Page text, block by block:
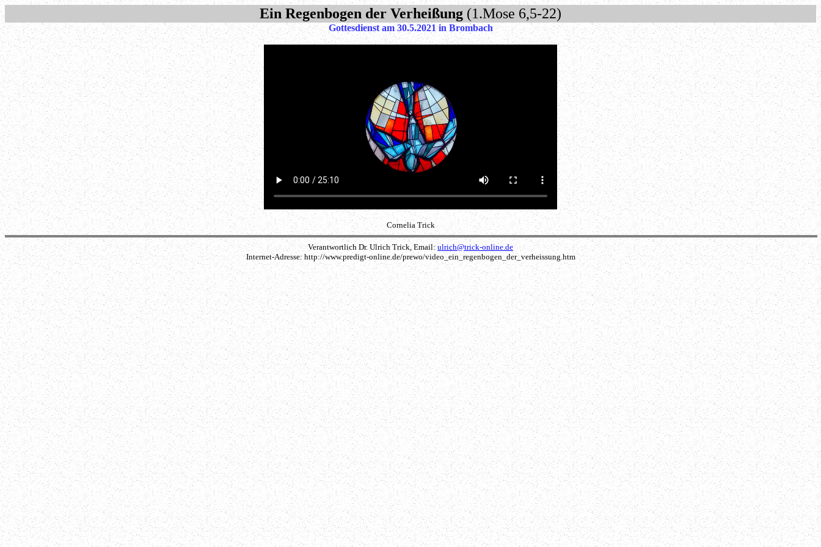
Ein Regenbogen der Verheißung (1.Mose 6,5-22)
Gottesdienst am 30.5.2021 in Brombach
Cornelia Trick
Verantwortlich Dr. Ulrich Trick, Email: ulrich@trick-online.de
Internet-Adresse: http://www.predigt-online.de/prewo/video_ein_regenbogen_der_verheissung.htm